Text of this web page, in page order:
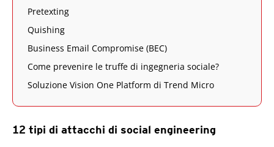
Pretexting
Quishing
Business Email Compromise (BEC)
Come prevenire le truffe di ingegneria sociale?
Soluzione Vision One Platform di Trend Micro
12 tipi di attacchi di social engineering